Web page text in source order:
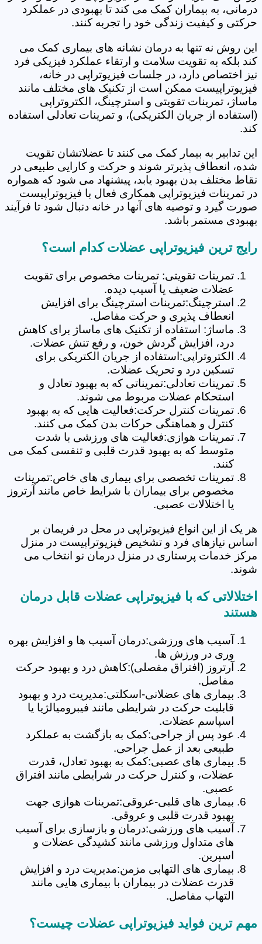
درمانی، به بیماران کمک می کند تا بهبودی در عملکرد
حرکتی و کیفیت زندگی خود را تجربه کنند.
این روش نه تنها به درمان نشانه های بیماری کمک می
کند بلکه به تقویت سلامت و ارتقاء عملکرد فیزیکی فرد
نیز اختصاص دارد، در جلسات فیزیوتراپی در خانه،
فیزیوتراپیست ممکن است از تکنیک های مختلف مانند
ماساژ، تمرینات تقویتی و استرچینگ، الکتروتراپی
(استفاده از جریان الکتریکی)، و تمرینات تعادلی استفاده
کند.
این تدابیر به بیمار کمک می کنند تا عضلاتشان تقویت
شده، انعطاف پذیرتر شوند و حرکت و کارایی طبیعی در
نقاط مختلف بدن بهبود یابد، پیشنهاد می شود که همواره
در تمرینات فیزیوتراپی همکاری فعال با فیزیوتراپیست
صورت گیرد و توصیه های آنها در خانه دنبال شود تا فرآیند
بهبودی مستمر باشد.
رایج ترین فیزیوتراپی عضلات کدام است؟
تمرینات تقویتی: تمرینات مخصوص برای تقویت
عضلات ضعیف یا آسیب دیده.
استرچینگ:تمرینات استرچینگ برای افزایش
انعطاف پذیری و حرکت مفاصل.
ماساژ: استفاده از تکنیک های ماساژ برای کاهش
درد، افزایش گردش خون، و رفع تنش عضلات.
الکتروتراپی:استفاده از جریان الکتریکی برای
تسکین درد و تحریک عضلات.
تمرینات تعادلی:تمریناتی که به بهبود تعادل و
استحکام عضلات مربوط می شوند.
تمرینات کنترل حرکت:فعالیت هایی که به بهبود
کنترل و هماهنگی حرکات بدن کمک می کنند.
تمرینات هوازی:فعالیت های ورزشی با شدت
متوسط که به بهبود قدرت قلبی و تنفسی کمک می
کنند.
تمرینات تخصصی برای بیماری های خاص:تمرینات
مخصوص برای بیماران با شرایط خاص مانند آرتروز
یا اختلالات عصبی.
هر یک از این انواع فیزیوتراپی در محل در فریمان بر
اساس نیازهای فرد و تشخیص فیزیوتراپیست در منزل
مرکز خدمات پرستاری در منزل درمان نو انتخاب می
شوند.
اختلالاتی که با فیزیوتراپی عضلات قابل درمان
هستند
آسیب های ورزشی:درمان آسیب ها و افزایش بهره
وری در ورزش ها.
آرتروز (افتراق مفصلی):کاهش درد و بهبود حرکت
مفاصل.
بیماری های عضلانی-اسکلتی:مدیریت درد و بهبود
قابلیت حرکت در شرایطی مانند فیبرومیالژیا یا
اسپاسم عضلات.
عود پس از جراحی:کمک به بازگشت به عملکرد
طبیعی بعد از عمل جراحی.
بیماری های عصبی:کمک به بهبود تعادل، قدرت
عضلات، و کنترل حرکت در شرایطی مانند افتراق
عصبی.
بیماری های قلبی-عروقی:تمرینات هوازی جهت
بهبود قدرت قلبی و عروقی.
آسیب های ورزشی:درمان و بازسازی برای آسیب
های متداول ورزشی مانند کشیدگی عضلات و
اسپرین.
بیماری های التهابی مزمن:مدیریت درد و افزایش
قدرت عضلات در بیماران با بیماری هایی مانند
التهاب مفاصل.
مهم ترین فواید فیزیوتراپی عضلات چیست؟